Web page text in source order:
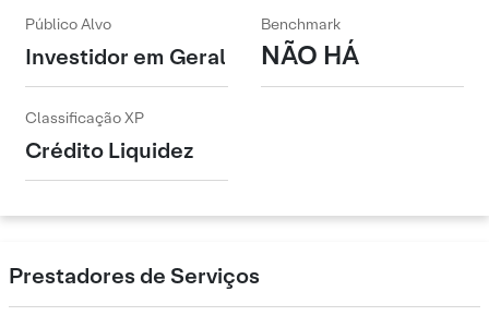
Público Alvo
Investidor em Geral
Benchmark
NÃO HÁ
Classificação XP
Crédito Liquidez
Prestadores de Serviços